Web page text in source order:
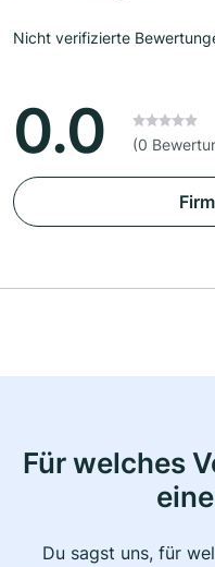
Nicht verifizierte
0.0 (0
Für welches
Du sagst uns, für